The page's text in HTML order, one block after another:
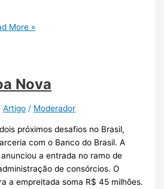
More »
Nova
Artigo / Moderador
próximos desafios no Brasil,
com o Banco do Brasil. A
a entrada no ramo de
de consórcios. O
a empreitada soma R$ 45 milhões.